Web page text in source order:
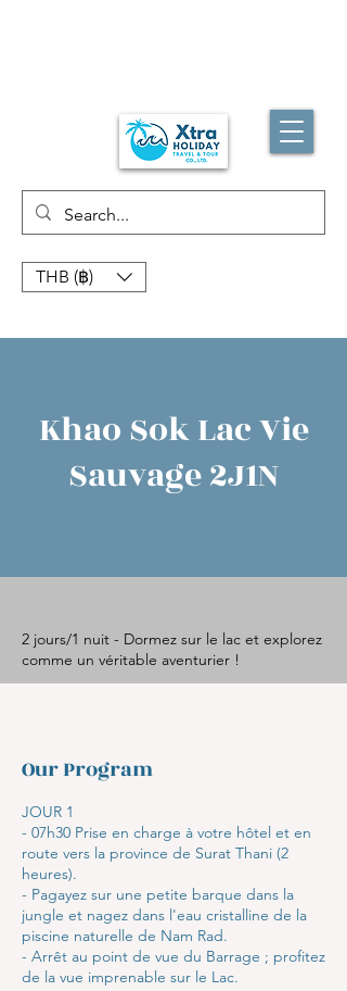
THB (฿)
Khao Sok Lac Vie
Sauvage 2J1N
Our Program
JOUR 1
- 07h30 Prise en charge à votre hôtel et en
route vers la province de Surat Thani (2
heures).
- Pagayez sur une petite barque dans la
jungle et nagez dans l'eau cristalline de la
piscine naturelle de Nam Rad.
- Arrêt au point de vue du Barrage ; profitez
de la vue imprenable sur le Lac.
2 jours/1 nuit - Dormez sur le lac et explorez
comme un véritable aventurier !